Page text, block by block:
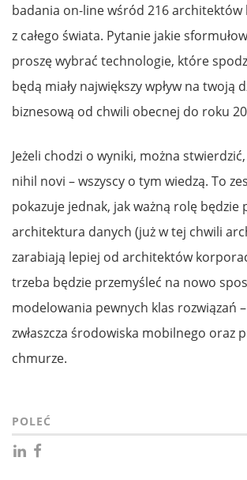
badania on-line wśród 216
z całego świata. Pytanie jakie
proszę wybrać technologie, które
będą miały największy wpływ na twoją
biznesową od chwili obecnej do roku
Jeżeli chodzi o wyniki, można
nihil novi – wszyscy o tym wiedzą. To
pokazuje jednak, jak ważną rolę będzie
architektura danych (już w tej chwili
zarabiają lepiej od architektów
trzeba będzie przemyśleć na nowo
modelowania pewnych klas rozwiązań
zwłaszcza środowiska mobilnego oraz
chmurze.
POLEĆ